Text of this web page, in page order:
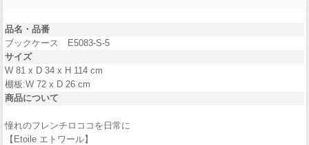
品名・品番
ブックケース E5083-S-5
サイズ
W 81 x D 34 x H 114 cm
棚板:W 72 x D 26 cm
商品について
憧れのフレンチロココを日常に
【Etoile エトワール】